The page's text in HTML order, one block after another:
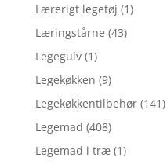
Lærerigt legetøj (1)
Læringstårne (43)
Legegulv (1)
Legekøkken (9)
Legekøkkentilbehør (141)
Legemad (408)
Legemad i træ (1)